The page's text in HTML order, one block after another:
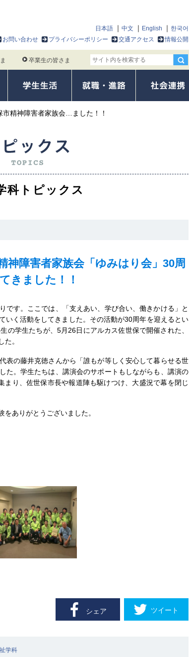
日本語 中文 English
한국어
お問い合わせ プライバシーポリシー 交通アクセス 情報公開
卒業生の皆さま
市精神障害者家族会…ました！！
科トピックス
神障害者家族会「ゆみはり会」30周
きました！！
す。ここでは、「支えあい、学び合い、働きかける」と
いく活動をしてきました。その活動が30周年を迎えるとい
の学生たちが、5月26日にアルカス佐世保で開催された、
。
表の藤井克徳さんから「誰もが等しく安心して暮らせる世
た。学生たちは、講演会のサポートもしながらも、講演の
まり、佐世保市長や報道陣も駆けつけ、大盛況で幕を閉じ
ありがとうございました。
シェア ツイート
学科